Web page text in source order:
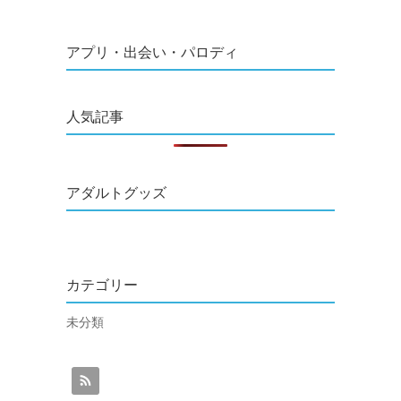
アプリ・出会い・パロディ
人気記事
アダルトグッズ
カテゴリー
未分類